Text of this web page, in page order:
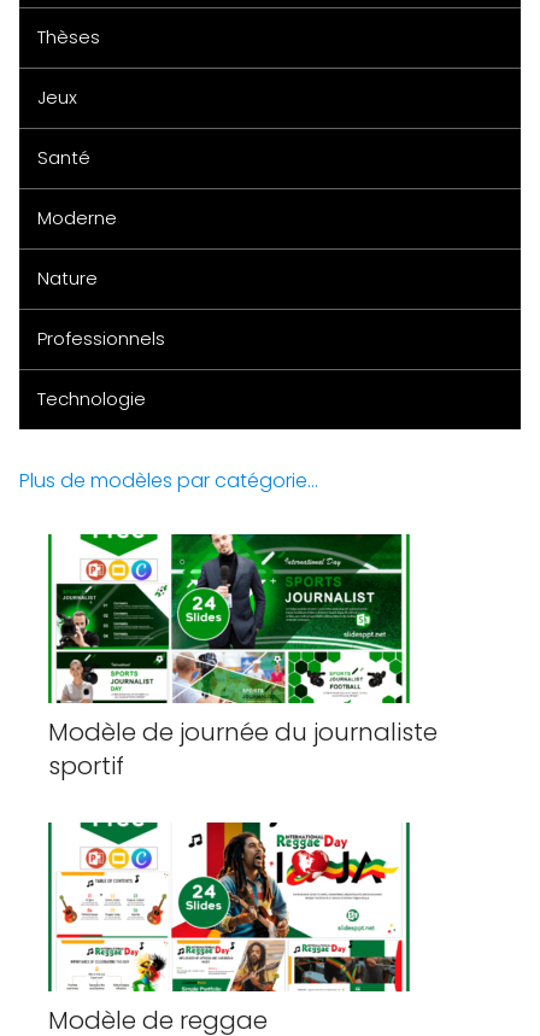
Thèses
Jeux
Santé
Moderne
Nature
Professionnels
Technologie
Plus de modèles par catégorie...
Modèle de journée du journaliste
sportif
Modèle de reggae